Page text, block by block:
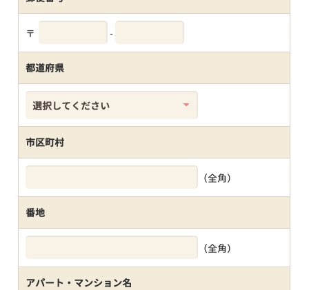
〒 -
都道府県
市区町村
（全角）
番地
（全角）
アパート・マンション名